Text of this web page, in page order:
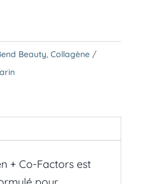
Beauty, Collagène
+ Co-Factors est